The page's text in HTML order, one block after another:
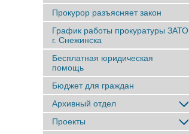
Прокурор разъясняет закон
График работы прокуратуры ЗАТО
г. Снежинска
Бесплатная юридическая
помощь
Бюджет для граждан
Архивный отдел
Проекты